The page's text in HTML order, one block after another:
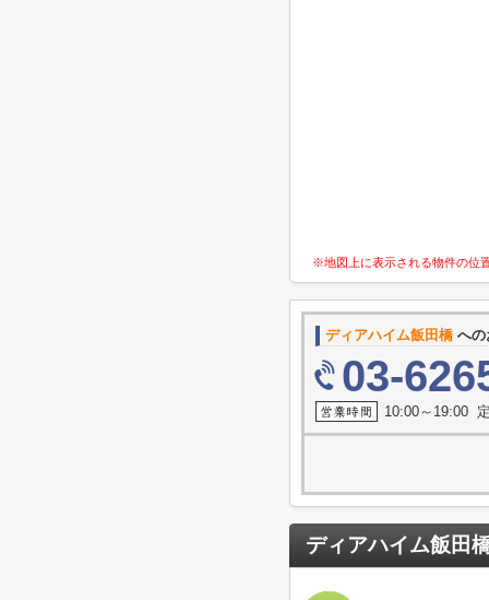
※地図上に表示される物件の位
ディアハイム飯田橋 へ
03-
10:00～19:00
ディアハイム飯田